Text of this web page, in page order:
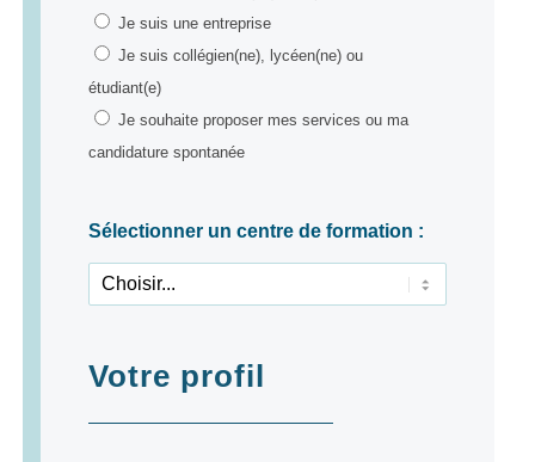
Je suis une entreprise
Je suis collégien(ne), lycéen(ne) ou
étudiant(e)
Je souhaite proposer mes services ou ma
candidature spontanée
Sélectionner un centre de formation :
Votre profil